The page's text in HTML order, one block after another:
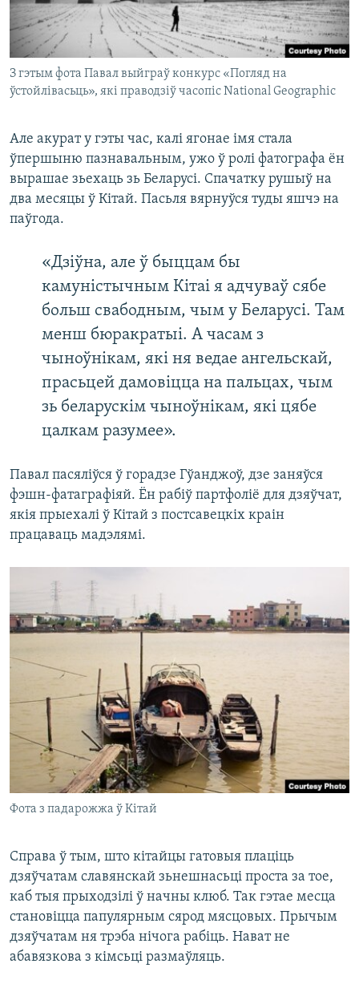
З гэтым фота Павал выйграў конкурс «Погляд на
ўстойлівасьць», які праводзіў часопіс National Geographic
Але акурат у гэты час, калі ягонае імя стала
ўпершыню пазнавальным, ужо ў ролі фатографа ён
вырашае зьехаць зь Беларусі. Спачатку рушыў на
два месяцы ў Кітай. Пасьля вярнуўся туды яшчэ на
паўгода.
«Дзіўна, але ў быццам бы
камуністычным Кітаі я адчуваў сябе
больш свабодным, чым у Беларусі. Там
менш бюракратыі. А часам з
чыноўнікам, які ня ведае ангельскай,
прасьцей дамовіцца на пальцах, чым
зь беларускім чыноўнікам, які цябе
цалкам разумее».
Павал пасяліўся ў горадзе Гўанджоў, дзе заняўся
фэшн-фатаграфіяй. Ён рабіў партфоліё для дзяўчат,
якія прыехалі ў Кітай з постсавецкіх краін
працаваць мадэлямі.
Фота з падарожжа ў Кітай
Справа ў тым, што кітайцы гатовыя плаціць
дзяўчатам славянскай зьнешнасьці проста за тое,
каб тыя прыходзілі ў начны клюб. Так гэтае месца
становіцца папулярным сярод мясцовых. Прычым
дзяўчатам ня трэба нічога рабіць. Нават не
абавязкова з кімсьці размаўляць.